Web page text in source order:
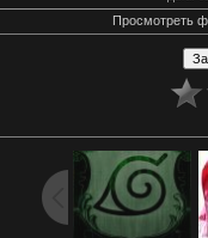
Просмотреть